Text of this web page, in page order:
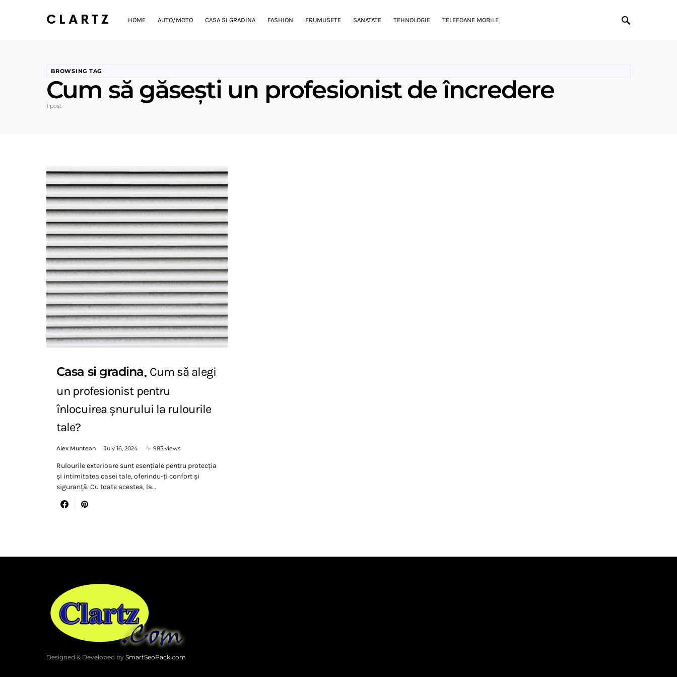
CLARTZ HOME AUTO/MOTO CASA SI GRADINA FASHION FRUMUSETE SANATATE TEHNOLOGIE TELEFOANE MOBILE
BROWSING TAG
Cum să găsești un profesionist de încredere
1 post
Casa si gradina Cum să alegi
un profesionist pentru
înlocuirea șnurului la rulourile
tale?
Alex Muntean July 16, 2024 983 views
Rulourile exterioare sunt esențiale pentru protecția
și intimitatea casei tale, oferindu-ți confort și
siguranță. Cu toate acestea, la…
Designed & Developed by SmartSeoPack.com